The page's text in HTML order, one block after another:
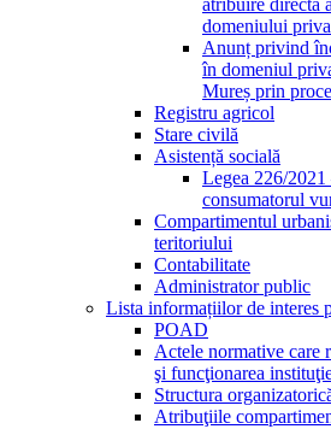
domeniului
Anunț privind
în domeniul
Mureș prin
Registru agricol
Stare civilă
Asistență socială
Legea 226/2021
consumatorul
Compartimentul
teritoriului
Contabilitate
Administrator public
Lista informațiilor de interes
POAD
Actele normative care
şi funcţionarea
Structura
Atribuţiile